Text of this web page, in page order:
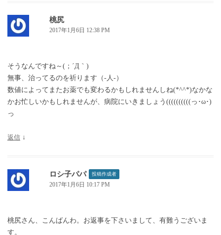
桃尻
2017年1月6日 12:38 PM
そうなんですね～(；´Д｀)
無事、治ってるのを祈ります（-人-）
数値によってまたお薬でも変わるかもしれませんしね(*^^*)なかな
かお忙しいかもしれませんが、病院にいきましょう((((((((((っ･ω･)
っ
返信 ↓
ロシ子パパ 投稿作成者
2017年1月6日 10:17 PM
桃尻さん、こんばんわ。お返事を下さいまして、有難うございま
す。